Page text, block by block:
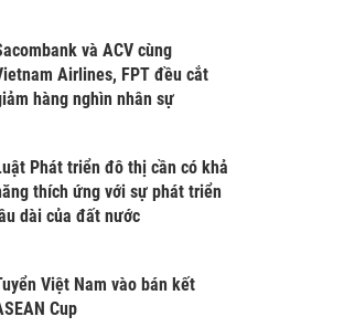
và ACV cùng
Airlines, FPT đều cắt
hàng nghìn nhân sự
Phát triển đô thị cần có khả
thích ứng với sự phát triển
dài của đất nước
Việt Nam vào bán kết
Cup